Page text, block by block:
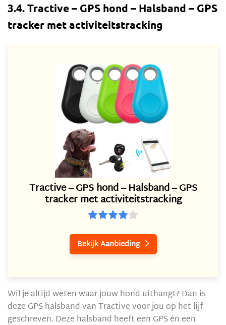
3.4. Tractive – GPS hond – Halsband – GPS
tracker met activiteitstracking
Tractive – GPS hond – Halsband – GPS
tracker met activiteitstracking
Bekijk Aanbieding 
Wil je altijd weten waar jouw hond uithangt? Dan is
deze GPS halsband van Tractive voor jou op het lijf
geschreven. Deze halsband heeft een GPS én een